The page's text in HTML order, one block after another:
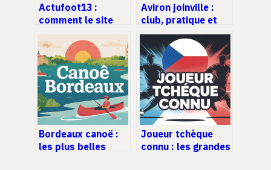
Actufoot13 :
comment le site
le paysage du foot
local
Aviron joinville :
club, pratique et
conseils pour bien
débuter
Bordeaux canoë :
les plus belles
Joueur tchèque
connu : les grandes